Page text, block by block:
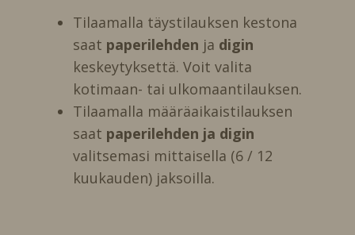
Tilaamalla täystilauksen kestona
saat paperilehden ja digin
keskeytyksettä. Voit valita
kotimaan- tai ulkomaantilauksen.
Tilaamalla määräaikaistilauksen
saat paperilehden ja digin
valitsemasi mittaisella (6 / 12
kuukauden) jaksoilla.